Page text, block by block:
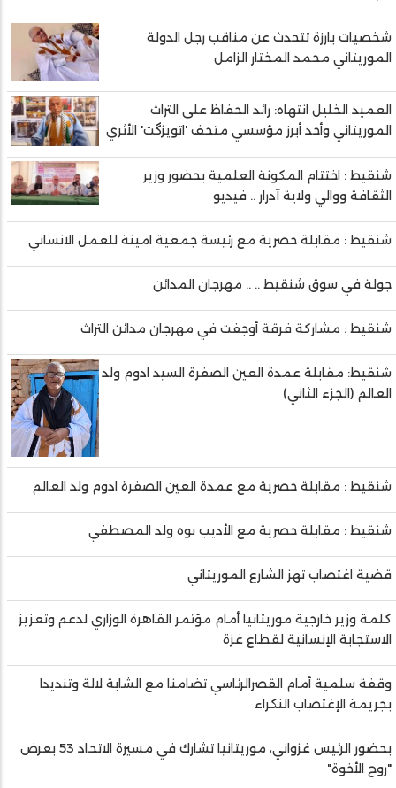
شخصيات بارزة تتحدث عن مناقب رجل الدولة
الموريتاني محمد المختار الزامل
العميد الخليل انتهاه: رائد الحفاظ على التراث
الموريتاني وأحد أبرز مؤسسي متحف 'اتويزگت' الأثري
شنقيط : اختتام المكونة العلمية بحضور وزير
الثقافة ووالي ولاية آدرار .. فيديو
شنقيط : مقابلة حصرية مع رئيسة جمعية امينة للعمل الانساني
جولة في سوق شنقيط .. .. مهرجان المدائن
شنقيط : مشاركة فرقة أوجفت في مهرجان مدائن التراث
شنقيط: مقابلة عمدة العين الصفرة السيد ادوم ولد
العالم (الجزء الثاني)
شنقيط : مقابلة حصرية مع عمدة العين الصفرة ادوم ولد العالم
شنقيط : مقابلة حصرية مع الأديب بوه ولد المصطفي
قضية اغتصاب تهز الشارع الموريتاني
كلمة وزير خارجية موريتانيا أمام مؤتمر القاهرة الوزاري لدعم وتعزيز
الاستجابة الإنسانية لقطاع غزة
وقفة سلمية أمام القصرالرئاسي تضامنا مع الشابة لالة وتنديدا
بجريمة الإغتصاب النكراء
بحضور الرئيس غزواني، موريتانيا تشارك في مسيرة الاتحاد 53 بعرض
"روح الأخوة"